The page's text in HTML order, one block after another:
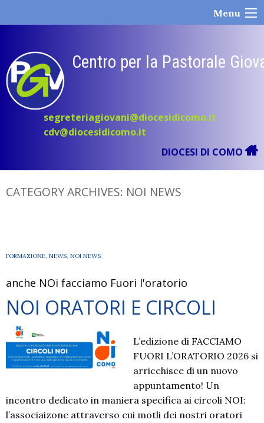
Menu
Centro per la Pastorale
segreteriagiovani@diocesidicomo.it -
cdv@diocesidicomo.it
DIOCESI DI COMO
CATEGORY ARCHIVES: NOI NEWS
FORMAZIONE, NEWS, NOI NEWS
anche NOi facciamo Fuori l'oratorio
NOI ORATORI E CIRCOLI
L’edizione di FACCIAMO
FUORI L’ORATORIO 2026 si
arricchisce di un nuovo
appuntamento! Un
incontro dedicato in maniera specifica ai circoli NOI:
l’associaizone attraverso cui motli dei nostri oratori